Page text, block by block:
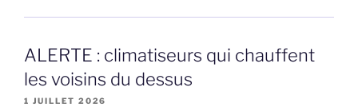
ALERTE : climatiseurs qui chauffent
les voisins du dessus
1 JUILLET 2026